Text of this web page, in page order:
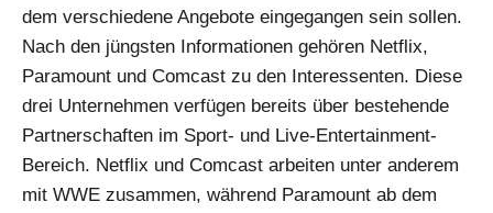
dem verschiedene Angebote eingegangen sein sollen.
Nach den jüngsten Informationen gehören Netflix,
Paramount und Comcast zu den Interessenten. Diese
drei Unternehmen verfügen bereits über bestehende
Partnerschaften im Sport- und Live-Entertainment-
Bereich. Netflix und Comcast arbeiten unter anderem
mit WWE zusammen, während Paramount ab dem